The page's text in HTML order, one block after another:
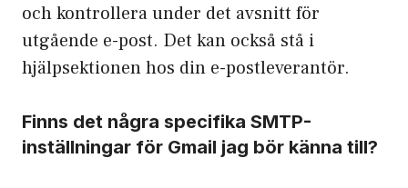
och kontrollera under det avsnitt för
utgående e-post. Det kan också stå i
hjälpsektionen hos din e-postleverantör.
Finns det några specifika SMTP-
inställningar för Gmail jag bör känna till?